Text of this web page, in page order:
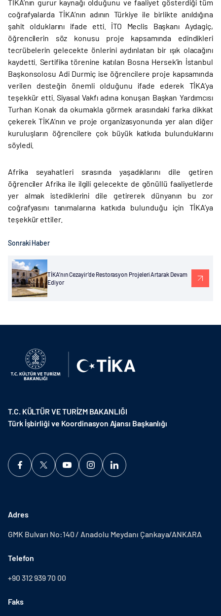
TİKA’nın gurur kaynağı olduğunu ve faaliyet gösterdiği tüm
coğrafyalarda TİKA’nın adının Türkiye ile birlikte anıldığına
şahit olduklarını ifade etti. İTO Meclis Başkanı Aydagiç,
öğrencilerin söz konusu proje kapsamında edindikleri
tecrübelerin gelecekte önlerini aydınlatan bir ışık olacağını
kaydetti. Sertifika törenine katılan Bosna Hersek’in İstanbul
Başkonsolosu Adi Durmiç ise öğrencilere proje kapsamında
verilen desteğin önemli olduğunu ifade ederek TİKA’ya
teşekkür etti. Siyasal Vakfı adına konuşan Başkan Yardımcısı
Turhan Konak da okumakla görmek arasındaki farka dikkat
çekerek TİKA’nın ve proje organizasyonunda yer alan diğer
kuruluşların öğrencilere çok büyük katkıda bulunduklarını
söyledi.
Afrika seyahatleri sırasında yaşadıklarını dile getiren
öğrenciler Afrika ile ilgili gelecekte de gönüllü faaliyetlerde
yer almak istediklerini dile getirerek dünyanın bu zor
coğrafyasını tanımalarına katkıda bulunduğu için TİKA’ya
teşekkür ettiler.
Sonraki Haber
TİKA’nın Cezayir’de Restorasyon Projeleri Artarak Devam
Ediyor
T.C. KÜLTÜR VE TURİZM BAKANLIĞI
Türk İşbirliği ve Koordinasyon Ajansı Başkanlığı
Adres
GMK Bulvarı No:140 / Anadolu Meydanı Çankaya/ANKARA
Telefon
+90 312 939 70 00
Faks